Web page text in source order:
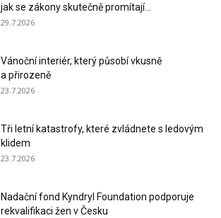
jak se zákony skutečně promítají...
29.7.2026
Vánoční interiér, který působí vkusně
a přirozeně
23.7.2026
Tři letní katastrofy, které zvládnete s ledovým
klidem
23.7.2026
Nadační fond Kyndryl Foundation podporuje
rekvalifikaci žen v Česku